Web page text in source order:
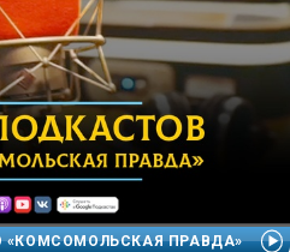
ПРАВДА»